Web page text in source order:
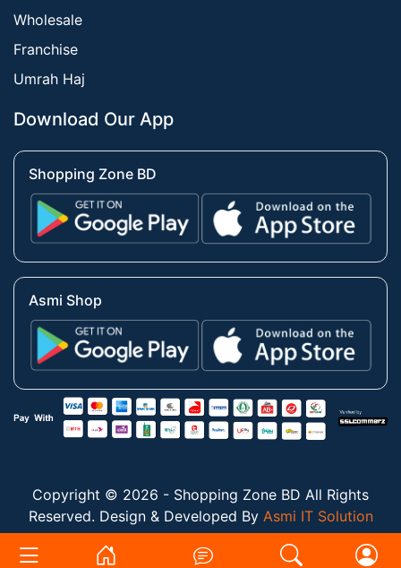
Wholesale
Franchise
Umrah Haj
Download Our App
Shopping Zone BD
Asmi Shop
Copyright © 2026 - Shopping Zone BD All Rights
Reserved. Design & Developed By Asmi IT Solution